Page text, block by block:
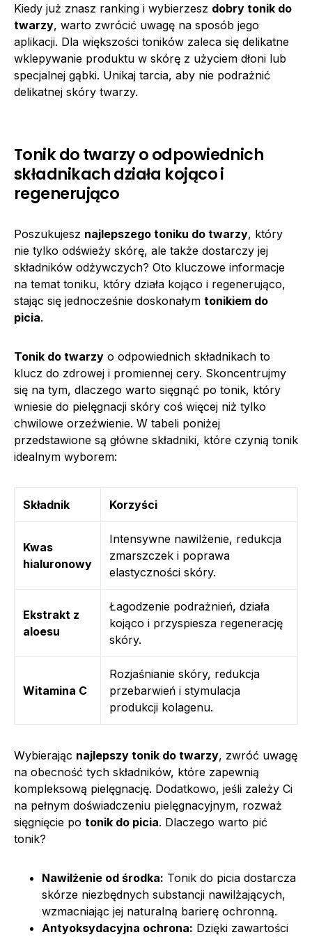
Kiedy już znasz ranking i wybierzesz dobry tonik do
twarzy, warto zwrócić uwagę na sposób jego
aplikacji. Dla większości toników zaleca się delikatne
wklepywanie produktu w skórę z użyciem dłoni lub
specjalnej gąbki. Unikaj tarcia, aby nie podrażnić
delikatnej skóry twarzy.
Tonik do twarzy o odpowiednich
składnikach działa kojąco i
regenerująco
Poszukujesz najlepszego toniku do twarzy, który
nie tylko odświeży skórę, ale także dostarczy jej
składników odżywczych? Oto kluczowe informacje
na temat toniku, który działa kojąco i regenerująco,
stając się jednocześnie doskonałym tonikiem do
picia.
Tonik do twarzy o odpowiednich składnikach to
klucz do zdrowej i promiennej cery. Skoncentrujmy
się na tym, dlaczego warto sięgnąć po tonik, który
wniesie do pielęgnacji skóry coś więcej niż tylko
chwilowe orzeźwienie. W tabeli poniżej
przedstawione są główne składniki, które czynią tonik
idealnym wyborem:
Składnik Korzyści
Kwas
hialuronowy
Intensywne nawilżenie, redukcja
zmarszczek i poprawa
elastyczności skóry.
Ekstrakt z
aloesu
Łagodzenie podrażnień, działa
kojąco i przyspiesza regenerację
skóry.
Witamina C
Rozjaśnianie skóry, redukcja
przebarwień i stymulacja
produkcji kolagenu.
Wybierając najlepszy tonik do twarzy, zwróć uwagę
na obecność tych składników, które zapewnią
kompleksową pielęgnację. Dodatkowo, jeśli zależy Ci
na pełnym doświadczeniu pielęgnacyjnym, rozważ
sięgnięcie po tonik do picia. Dlaczego warto pić
tonik?
Nawilżenie od środka: Tonik do picia dostarcza
skórze niezbędnych substancji nawilżających,
wzmacniając jej naturalną barierę ochronną.
Antyoksydacyjna ochrona: Dzięki zawartości